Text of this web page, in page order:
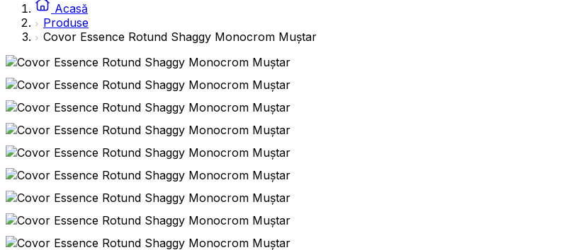
Acasă
Produse
Covor Essence Rotund Shaggy Monocrom Muștar